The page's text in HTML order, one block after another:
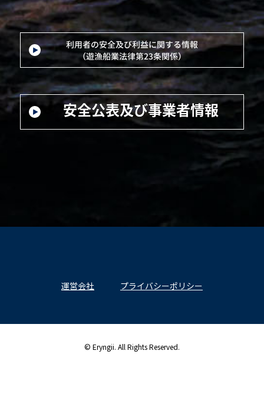
運営会社 プライバシーポリシー
© Eryngii. All Rights Reserved.